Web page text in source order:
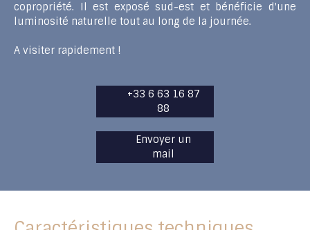
copropriété. Il est exposé sud-est et bénéficie d'une
luminosité naturelle tout au long de la journée.
A visiter rapidement !
+33 6 63 16 87
88
Envoyer un
mail